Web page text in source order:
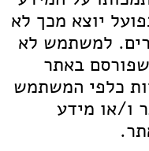
יוצא מכך לא
למשתמש לא
באתר
כלפי המשתמש
ו/או מידע